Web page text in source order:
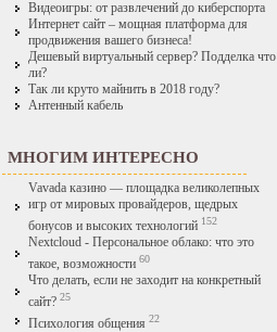
Видеоигры: от развлечений до киберспорта
Интернет сайт – мощная платформа для
продвижения вашего бизнеса!
Дешевый виртуальный сервер? Подделка что
ли?
Так ли круто майнить в 2018 году?
Антенный кабель
МНОГИМ ИНТЕРЕСНО
Vavada казино — площадка великолепных
игр от мировых провайдеров, щедрых
бонусов и высоких технологий 152
Nextcloud - Персональное облако: что это
такое, возможности 60
Что делать, если не заходит на конкретный
сайт? 25
Психология общения 22